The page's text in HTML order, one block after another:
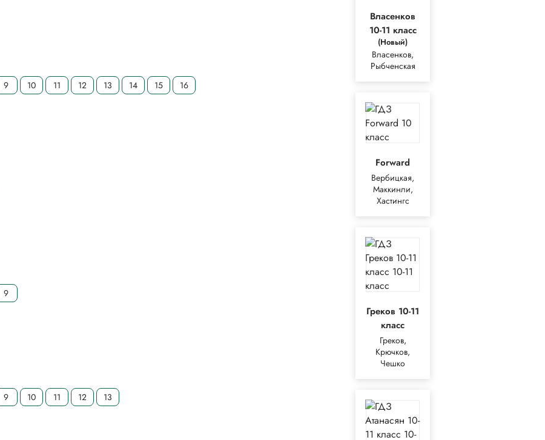
9 10 11 12 13 14 15 16
9
9 10 11 12 13
Власенков
10-11 класс
(Новый)
Власенков,
Рыбченская
Forward
Вербицкая,
Маккинли,
Хастингс
Греков 10-11
класс
Греков,
Крючков,
Чешко